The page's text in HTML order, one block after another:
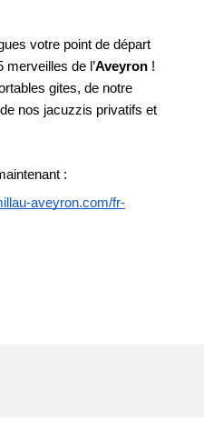
votre point de départ
de l’Aveyron !
gites, de notre
nos jacuzzis privatifs et
aveyron.com/fr-